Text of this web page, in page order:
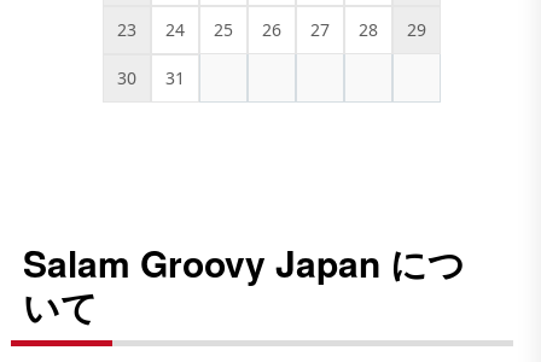
23 24 25 26 27 28 29
30 31
Salam Groovy Japan につ
いて